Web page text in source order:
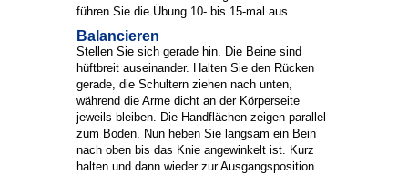
führen Sie die Übung 10- bis 15-mal aus.
Balancieren
Stellen Sie sich gerade hin. Die Beine sind
hüftbreit auseinander. Halten Sie den Rücken
gerade, die Schultern ziehen nach unten,
während die Arme dicht an der Körperseite
jeweils bleiben. Die Handflächen zeigen parallel
zum Boden. Nun heben Sie langsam ein Bein
nach oben bis das Knie angewinkelt ist. Kurz
halten und dann wieder zur Ausgangsposition